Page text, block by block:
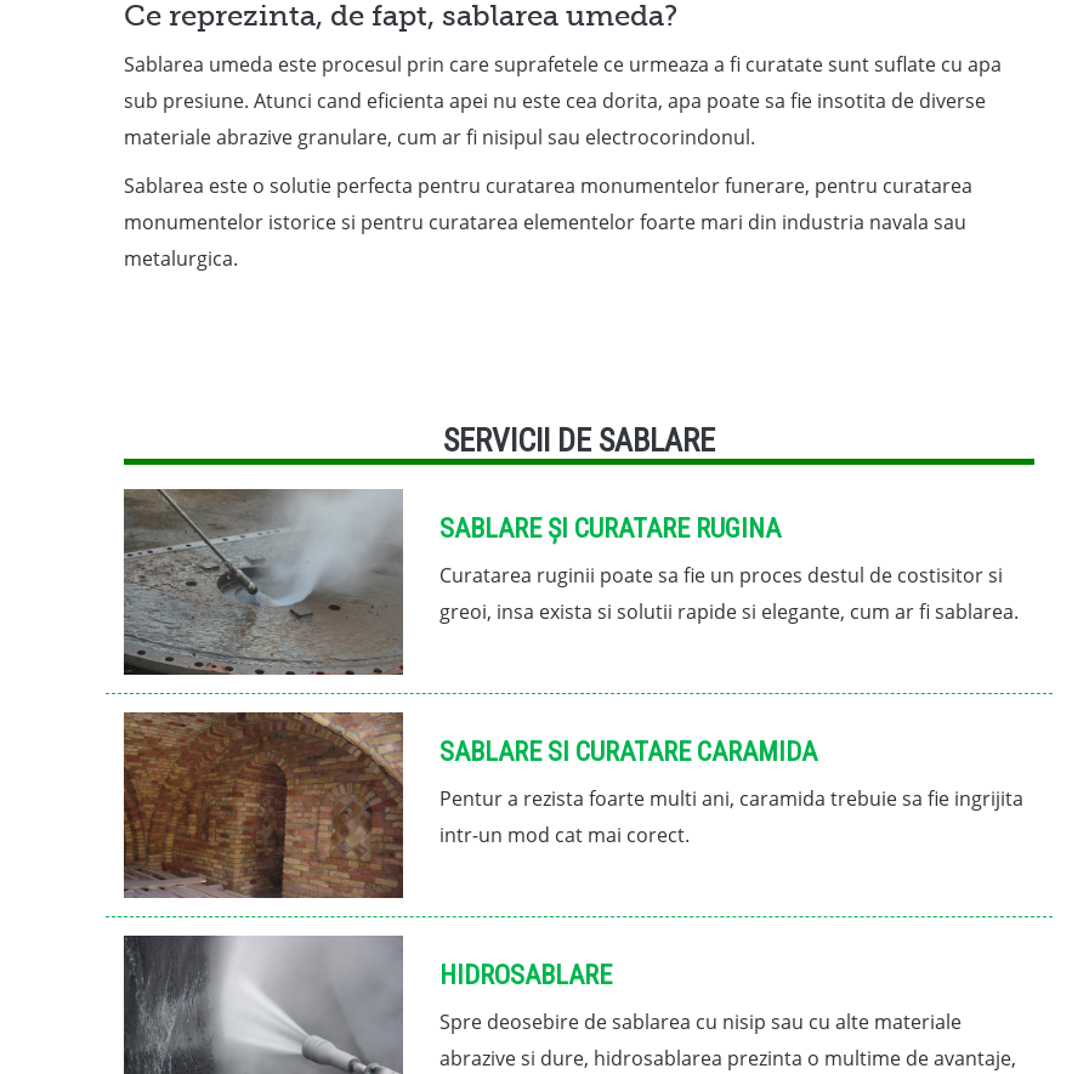
Ce reprezinta, de fapt, sablarea umeda?
Sablarea umeda este procesul prin care suprafetele ce urmeaza a fi curatate sunt suflate cu apa
sub presiune. Atunci cand eficienta apei nu este cea dorita, apa poate sa fie insotita de diverse
materiale abrazive granulare, cum ar fi nisipul sau electrocorindonul.
Sablarea este o solutie perfecta pentru curatarea monumentelor funerare, pentru curatarea
monumentelor istorice si pentru curatarea elementelor foarte mari din industria navala sau
metalurgica.
SERVICII DE SABLARE
SABLARE ȘI CURATARE RUGINA
Curatarea ruginii poate sa fie un proces destul de costisitor si
greoi, insa exista si solutii rapide si elegante, cum ar fi sablarea.
SABLARE SI CURATARE CARAMIDA
Pentur a rezista foarte multi ani, caramida trebuie sa fie ingrijita
intr-un mod cat mai corect.
HIDROSABLARE
Spre deosebire de sablarea cu nisip sau cu alte materiale
abrazive si dure, hidrosablarea prezinta o multime de avantaje,